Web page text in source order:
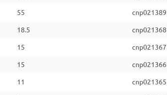
55 cnp021389
18.5 cnp021368
15 cnp021367
15 cnp021366
11 cnp021365